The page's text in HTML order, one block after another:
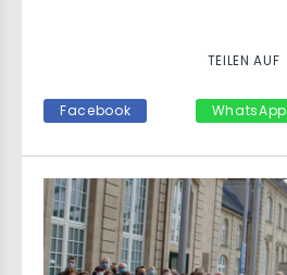
TEILEN AUF
Facebook WhatsApp